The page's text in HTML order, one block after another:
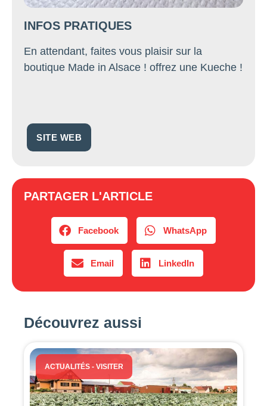
INFOS PRATIQUES
En attendant, faites vous plaisir sur la
boutique Made in Alsace ! offrez une Kueche !
SITE WEB
PARTAGER L'ARTICLE
Facebook WhatsApp
Email LinkedIn
Découvrez aussi
ACTUALITÉS - VISITER